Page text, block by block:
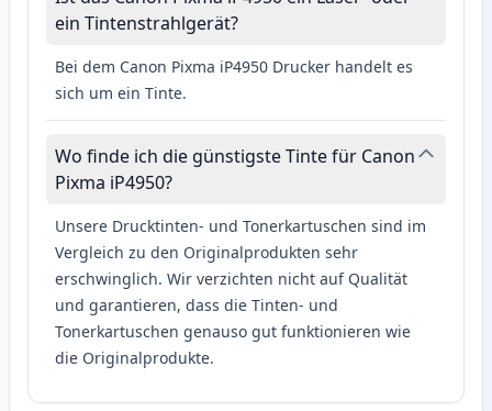
ein Tintenstrahlgerät?
Bei dem Canon Pixma iP4950 Drucker handelt es
sich um ein Tinte.
Wo finde ich die günstigste Tinte für Canon
Pixma iP4950?
Unsere Drucktinten- und Tonerkartuschen sind im
Vergleich zu den Originalprodukten sehr
erschwinglich. Wir verzichten nicht auf Qualität
und garantieren, dass die Tinten- und
Tonerkartuschen genauso gut funktionieren wie
die Originalprodukte.